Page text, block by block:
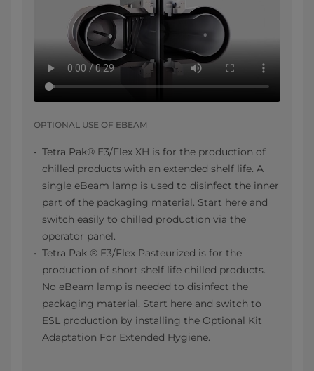
OPTIONAL USE OF EBEAM
Tetra Pak® E3/Flex XH is for the production of
chilled products with an extended shelf life. A
single eBeam lamp is used to disinfect the inner
part of the packaging material. Start here and
switch easily to chilled production via the
operator panel.
Tetra Pak ® E3/Flex Pasteurized is for the
production of short shelf life chilled products.
No eBeam lamp is needed to disinfect the
packaging material. Start here and switch to
ESL production by installing the Optional Kit
Adaptation For Extended Hygiene.